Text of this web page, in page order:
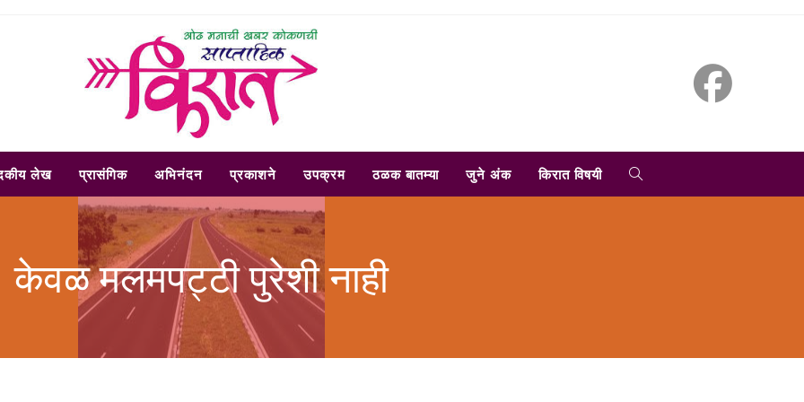
लेख प्रासंगिक अभिनंदन प्रकाशने उपक्रम ठळक बातम्या जुने अंक किरात विषयी TOGGLE
केवळ मलमपट्टी पुरेशी नाही